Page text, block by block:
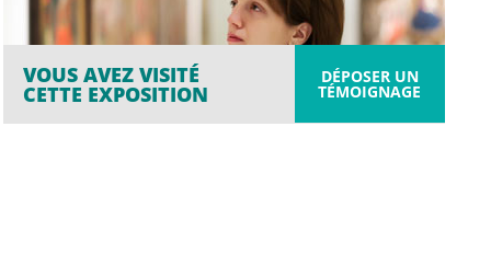
DÉPOSER UN
TÉMOIGNAGE
VOUS AVEZ VISITÉ
CETTE EXPOSITION